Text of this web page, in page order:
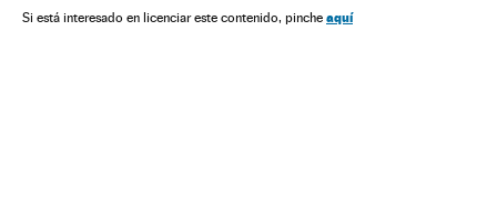
Si está interesado en licenciar este contenido, pinche aquí